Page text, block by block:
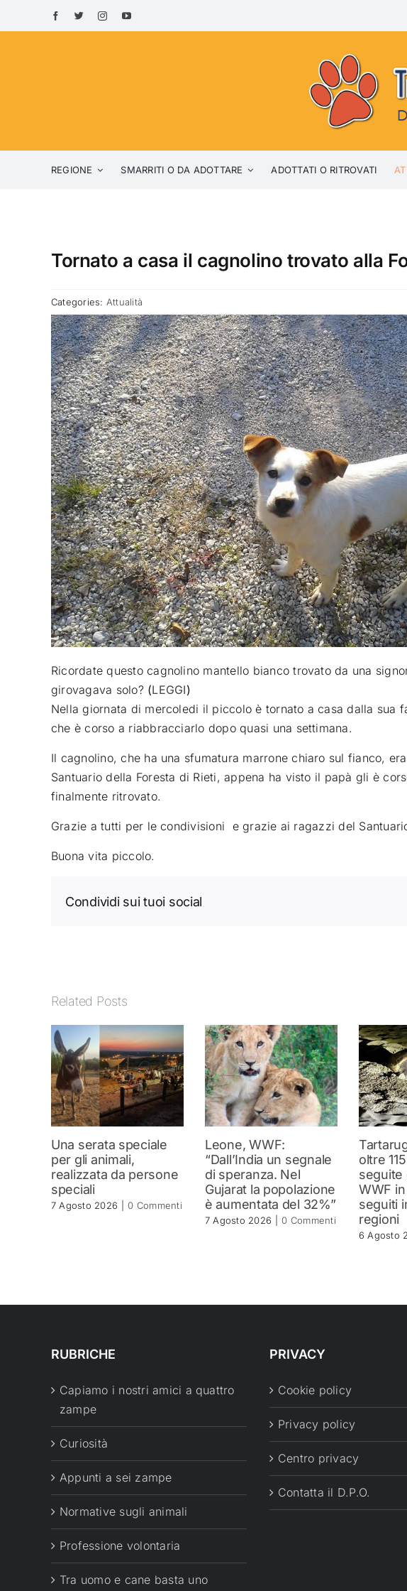
to
REGIONE SMARRITI O DA ADOTTARE ADOTTATI O RITROVATI
Tornato a casa il cagnolino trovato alla
Categories: Attualità
Ricordate questo cagnolino mantello bianco trovato da una
girovagava solo? (LEGGI)
Nella giornata di mercoledi il piccolo è tornato a casa dalla sua
che è corso a riabbracciarlo dopo quasi una settimana.
Il cagnolino, che ha una sfumatura marrone chiaro sul fianco,
Santuario della Foresta di Rieti, appena ha visto il papà gli è
finalmente ritrovato.
Grazie a tutti per le condivisioni e grazie ai ragazzi del
Buona vita piccolo.
Condividi sui tuoi social
Related Posts
Una serata speciale
per gli animali,
realizzata da persone
speciali
7 Agosto 2026 0 Commenti
Leone, WWF:
“Dall’India un segnale
di speranza. Nel
Gujarat la popolazione
è aumentata del 32%”
7 Agosto 2026 0 Commenti
oltre
seguite
WWF
seguiti
regioni
6 Agosto
RUBRICHE
Capiamo i nostri amici a quattro
zampe
Curiosità
Appunti a sei zampe
Normative sugli animali
Professione volontaria
Tra uomo e cane basta uno
PRIVACY
Cookie policy
Privacy policy
Centro privacy
Contatta il D.P.O.